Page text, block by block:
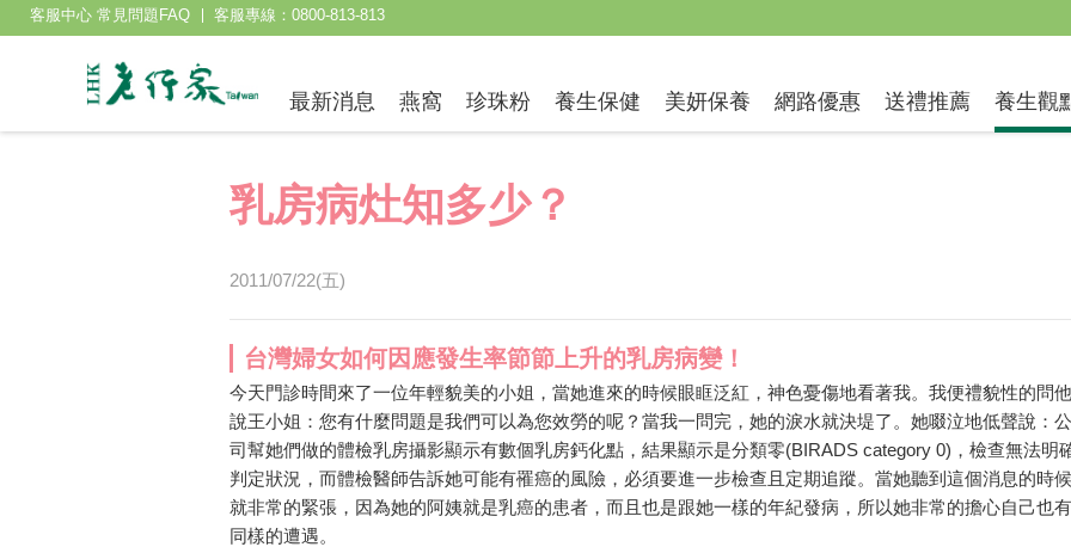
乳房病灶知多少？
2011/07/22(五)
台灣婦女如何因應發生率節節上升的乳房病變！
今天門診時間來了一位年輕貌美的小姐，當她進來的時候眼眶泛紅，神色憂傷地看著我。我便禮貌性的問他
說王小姐：您有什麼問題是我們可以為您效勞的呢？當我一問完，她的淚水就決堤了。她啜泣地低聲說：公
司幫她們做的體檢乳房攝影顯示有數個乳房鈣化點，結果顯示是分類零(BIRADS category 0)，檢查無法明
判定狀況，而體檢醫師告訴她可能有罹癌的風險，必須要進一步檢查且定期追蹤。當她聽到這個消息的時候
就非常的緊張，因為她的阿姨就是乳癌的患者，而且也是跟她一樣的年紀發病，所以她非常的擔心自己也有
同樣的遭遇。
最新消息 燕窩 珍珠粉 養生保健 美妍保養 網路優惠 送禮推薦 養生觀
客服中心 常見問題FAQ 客服專線：0800-813-813